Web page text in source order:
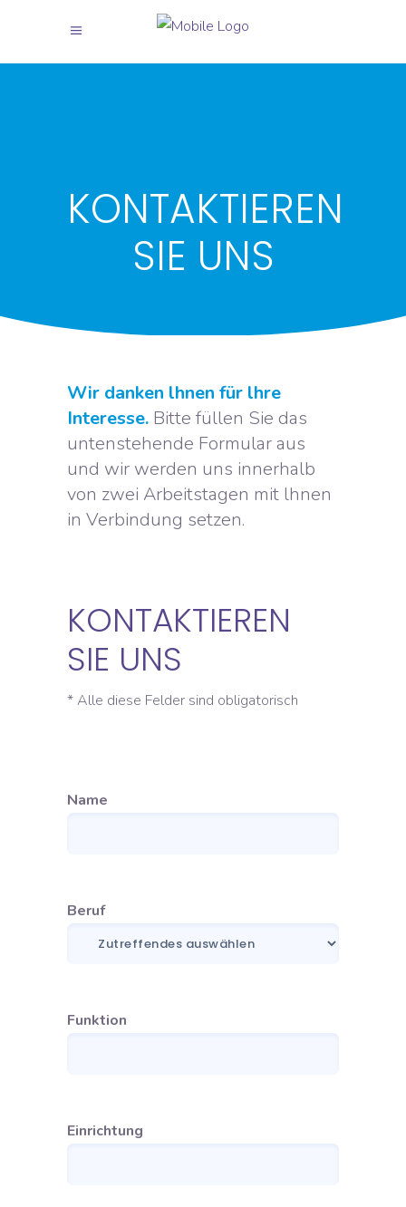
KONTAKTIEREN
SIE UNS
Wir danken lhnen für lhre
Interesse. Bitte füllen Sie das
untenstehende Formular aus
und wir werden uns innerhalb
von zwei Arbeitstagen mit lhnen
in Verbindung setzen.
KONTAKTIEREN
SIE UNS
* Alle diese Felder sind obligatorisch
Name
Beruf
Funktion
Einrichtung